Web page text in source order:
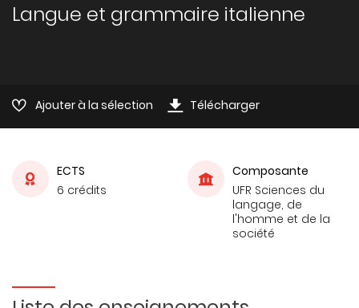
Langue et grammaire italienne
Ajouter à la sélection Télécharger
ECTS
6 crédits
Composante
UFR Sciences du
langage, de
l'homme et de la
société